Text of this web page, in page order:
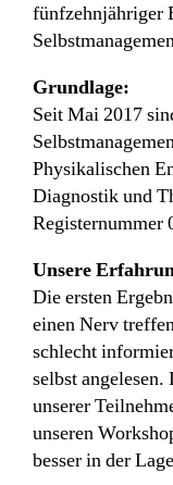
fünfzehnjähriger
Grundlage:
Seit Mai 2017
Physikalischen
Diagnostik und
Registernummer
Unsere
Die ersten
einen Nerv
schlecht
selbst angelesen.
unserer
unseren
besser in der